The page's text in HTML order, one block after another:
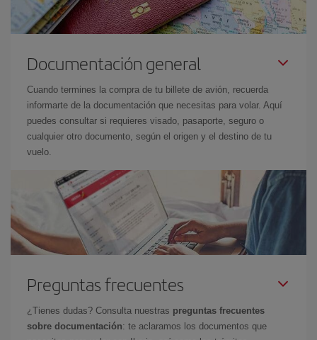
Documentación general
Cuando termines la compra de tu billete de avión, recuerda
informarte de la documentación que necesitas para volar. Aquí
puedes consultar si requieres visado, pasaporte, seguro o
cualquier otro documento, según el origen y el destino de tu
vuelo.
Preguntas frecuentes
¿Tienes dudas? Consulta nuestras preguntas frecuentes
sobre documentación: te aclaramos los documentos que